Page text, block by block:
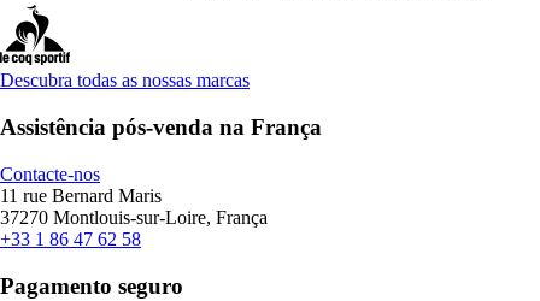
Descubra todas as nossas marcas
Assistência pós-venda na França
Contacte-nos
11 rue Bernard Maris
37270 Montlouis-sur-Loire, França
+33 1 86 47 62 58
Pagamento seguro